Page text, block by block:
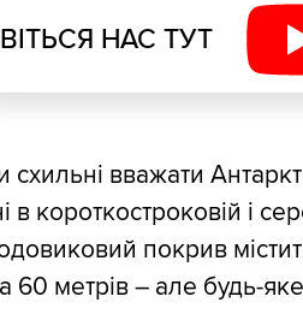
НАС ТУТ
схильні вважати
короткостроковій і
покрив
60 метрів – але будь-